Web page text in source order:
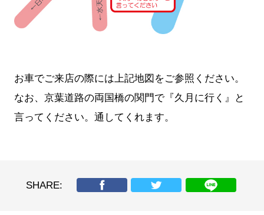
お車でご来店の際には上記地図をご参照ください。
なお、京葉道路の両国橋の関門で『久月に行く』と
言ってください。通してくれます。
SHARE: